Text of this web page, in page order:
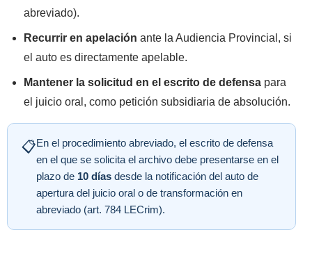
abreviado).
Recurrir en apelación ante la Audiencia Provincial, si
el auto es directamente apelable.
Mantener la solicitud en el escrito de defensa para
el juicio oral, como petición subsidiaria de absolución.
📋En el procedimiento abreviado, el escrito de defensa
en el que se solicita el archivo debe presentarse en el
plazo de 10 días desde la notificación del auto de
apertura del juicio oral o de transformación en
abreviado (art. 784 LECrim).